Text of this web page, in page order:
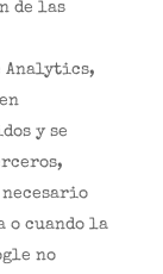
de las
Analytics,
y se
necesario
o cuando la
no